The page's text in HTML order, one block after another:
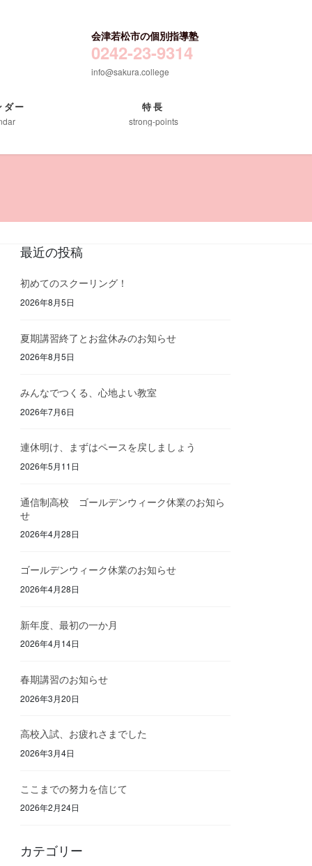
会津若松市の個別指導塾
0242-23-9314
info@sakura.college
ダー 特長
strong-points
最近の投稿
初めてのスクーリング！
2026年8月5日
夏期講習終了とお盆休みのお知らせ
2026年8月5日
みんなでつくる、心地よい教室
2026年7月6日
連休明け、まずはペースを戻しましょう
2026年5月11日
通信制高校 ゴールデンウィーク休業のお知ら
せ
2026年4月28日
ゴールデンウィーク休業のお知らせ
2026年4月28日
新年度、最初の一か月
2026年4月14日
春期講習のお知らせ
2026年3月20日
高校入試、お疲れさまでした
2026年3月4日
ここまでの努力を信じて
2026年2月24日
カテゴリー